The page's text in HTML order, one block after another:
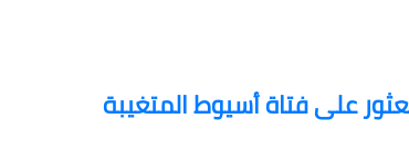
على فتاة أسيوط المتغيبة